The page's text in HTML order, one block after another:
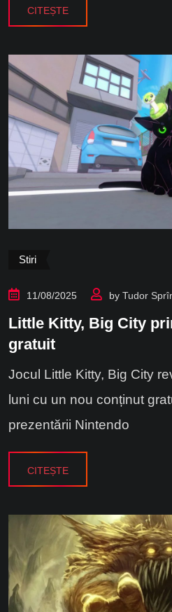
CITEȘTE
Stiri
11/08/2025 by Tudor
Little Kitty, Big City
gratuit
Jocul Little Kitty, Big City
luni cu un nou conținut
prezentării Nintendo
CITEȘTE